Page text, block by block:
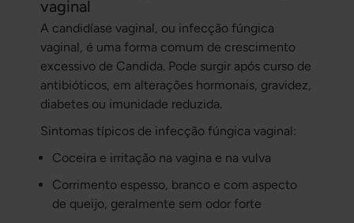
vaginal
A candidíase vaginal, ou infecção fúngica
vaginal, é uma forma comum de crescimento
excessivo de Candida. Pode surgir após curso de
antibióticos, em alterações hormonais, gravidez,
diabetes ou imunidade reduzida.
Sintomas típicos de infecção fúngica vaginal:
Coceira e irritação na vagina e na vulva
Corrimento espesso, branco e com aspecto
de queijo, geralmente sem odor forte